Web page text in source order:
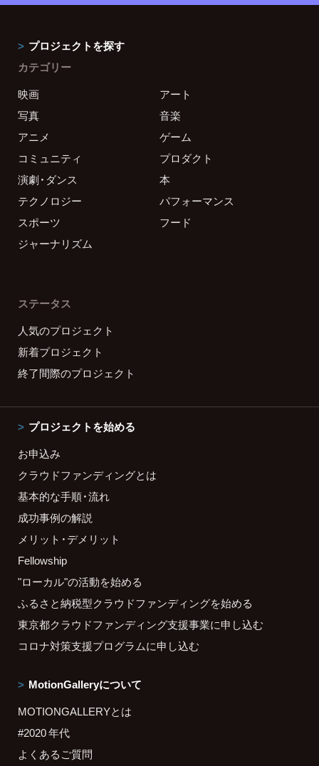
プロジェクトを探す
カテゴリー
映画
アート
写真
音楽
アニメ
ゲーム
コミュニティ
プロダクト
演劇・ダンス
本
テクノロジー
パフォーマンス
スポーツ
フード
ジャーナリズム
ステータス
人気のプロジェクト
新着プロジェクト
終了間際のプロジェクト
プロジェクトを始める
お申込み
クラウドファンディングとは
基本的な手順・流れ
成功事例の解説
メリット・デメリット
Fellowship
"ローカル"の活動を始める
ふるさと納税型クラウドファンディングを始める
東京都クラウドファンディング支援事業に申し込む
コロナ対策支援プログラムに申し込む
MotionGalleryについて
MOTIONGALLERYとは
#2020 年代
よくあるご質問